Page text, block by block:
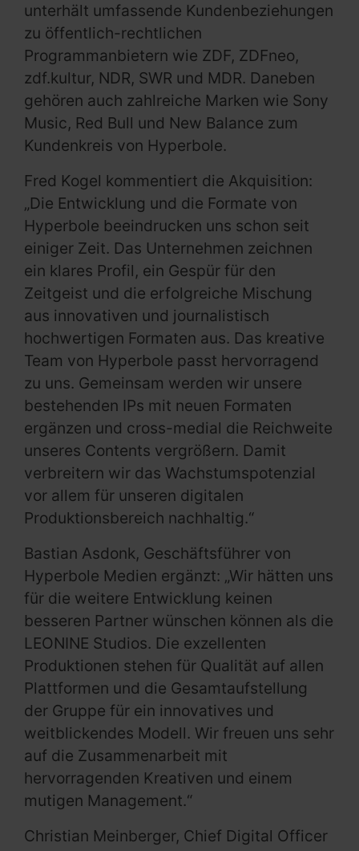
unterhält umfassende Kundenbeziehungen
zu öffentlich-rechtlichen
Programmanbietern wie ZDF, ZDFneo,
zdf.kultur, NDR, SWR und MDR. Daneben
gehören auch zahlreiche Marken wie Sony
Music, Red Bull und New Balance zum
Kundenkreis von Hyperbole.
Fred Kogel kommentiert die Akquisition:
„Die Entwicklung und die Formate von
Hyperbole beeindrucken uns schon seit
einiger Zeit. Das Unternehmen zeichnen
ein klares Profil, ein Gespür für den
Zeitgeist und die erfolgreiche Mischung
aus innovativen und journalistisch
hochwertigen Formaten aus. Das kreative
Team von Hyperbole passt hervorragend
zu uns. Gemeinsam werden wir unsere
bestehenden IPs mit neuen Formaten
ergänzen und cross-medial die Reichweite
unseres Contents vergrößern. Damit
verbreitern wir das Wachstumspotenzial
vor allem für unseren digitalen
Produktionsbereich nachhaltig.“
Bastian Asdonk, Geschäftsführer von
Hyperbole Medien ergänzt: „Wir hätten uns
für die weitere Entwicklung keinen
besseren Partner wünschen können als die
LEONINE Studios. Die exzellenten
Produktionen stehen für Qualität auf allen
Plattformen und die Gesamtaufstellung
der Gruppe für ein innovatives und
weitblickendes Modell. Wir freuen uns sehr
auf die Zusammenarbeit mit
hervorragenden Kreativen und einem
mutigen Management.“
Christian Meinberger, Chief Digital Officer